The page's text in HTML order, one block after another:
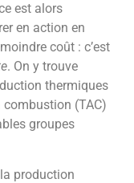
est alors
en action en
coût : c’est
. On y trouve
thermiques
(TAC)
groupes
production